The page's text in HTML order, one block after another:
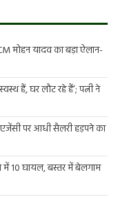
मोहन यादव का बड़ा ऐलान-
हैं, घर लौट रहे हैं’; पत्नी ने
पर आधी सैलरी हड़पने का
में 10 घायल, बस्तर में बेलगाम